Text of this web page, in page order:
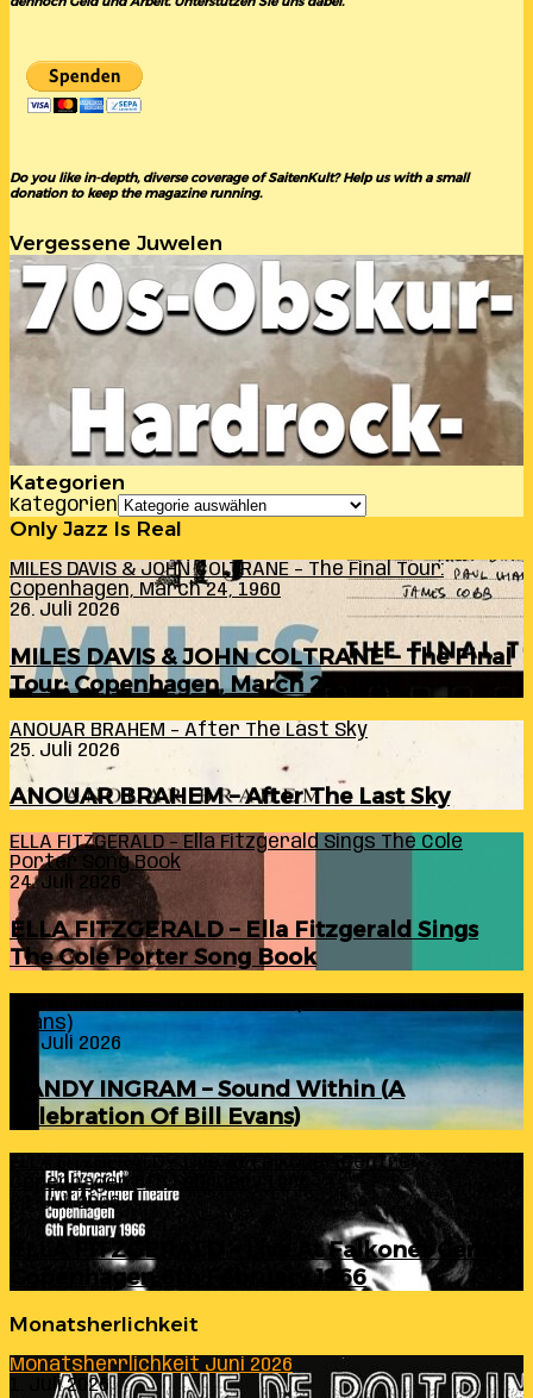
Do you like in-depth, diverse coverage of SaitenKult? Help us with a small
donation to keep the magazine running.
Vergessene Juwelen
Kategorien
Kategorien
Only Jazz Is Real
MILES DAVIS & JOHN COLTRANE – The Final Tour:
Copenhagen, March 24, 1960
26. Juli 2026
MILES DAVIS & JOHN COLTRANE – The Final
Tour: Copenhagen, March 24, 1960
ANOUAR BRAHEM – After The Last Sky
25. Juli 2026
ANOUAR BRAHEM – After The Last Sky
ELLA FITZGERALD – Ella Fitzgerald Sings The Cole
Porter Song Book
24. Juli 2026
ELLA FITZGERALD – Ella Fitzgerald Sings
The Cole Porter Song Book
Evans)
24. Juli 2026
RANDY INGRAM – Sound Within (A
Celebration Of Bill Evans)
ELLA FITZGERALD – Live At Falkoner Centre
Copenhagen 6th February 1966
23. Juli 2026
ELLA FITZGERALD – Live At Falkoner Centre
Copenhagen 6th February 1966
Monatsherlichkeit
Monatsherrlichkeit Juni 2026
1. Juli 2026